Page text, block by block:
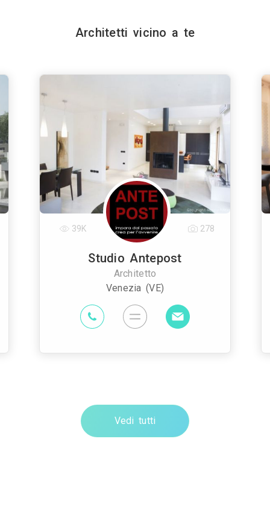
Architetti vicino a te
Studio Antepost
Architetto
Venezia (VE)
39K 278
Vedi tutti